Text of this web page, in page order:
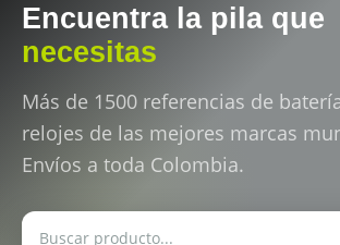
Encuentra la pila que
necesitas
Más de 1500 referencias de
relojes de las mejores marcas
Envíos a toda Colombia.